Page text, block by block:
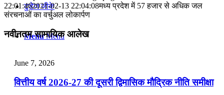
टुडेज जीके
Menu Menu
📝 डेली करेंट अफेयर्स: 28-31 जुलाई 2026
📝 डेली करेंट अफेयर्स: 25-27 जुलाई 2026
July 25, 2026
📝 डेली करेंट अफेयर्स: 22-24 जुलाई 2026
22:01:462021-02-13 22:04:08मध्य प्रदेश में 57 हजार से अधिक जल
संरचनाओं का वर्चुअल लोकार्पण
नवीनतम सामायिक आलेख
June 7, 2026
वित्तीय वर्ष 2026-27 की दूसरी द्विमासिक मौद्रिक नीति समीक्षा